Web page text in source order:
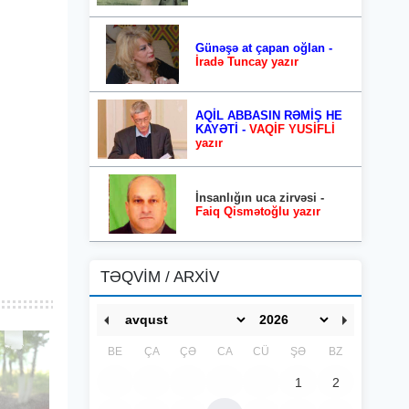
Günəşə at çapan oğlan -
İradə Tuncay yazır
AQİL ABBASIN RƏMİŞ HE
KAYƏTİ - VAQİF YUSİFLİ
yazır
İnsanlığın uca zirvəsi -
Faiq Qismətoğlu yazır
TƏQVİM / ARXİV
BE ÇA ÇƏ CA CÜ ŞƏ BZ
1 2